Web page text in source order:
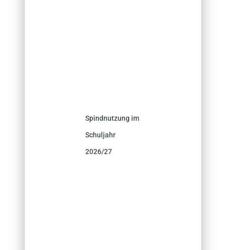
Spindnutzung im
Schuljahr
2026/27